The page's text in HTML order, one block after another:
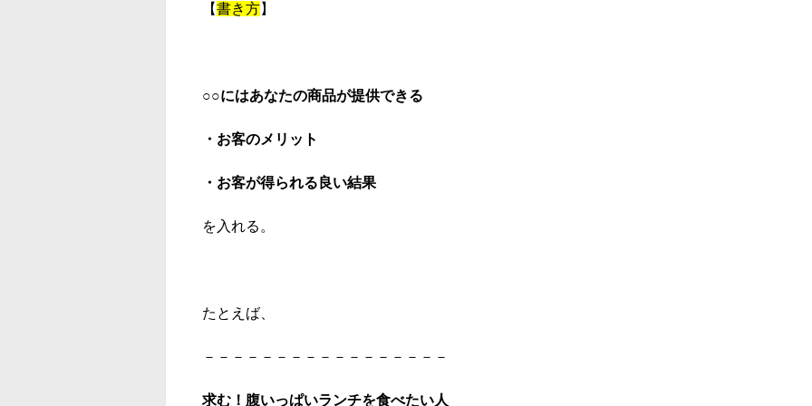
【書き方】
○○にはあなたの商品が提供できる
・お客のメリット
・お客が得られる良い結果
を入れる。
たとえば、
－－－－－－－－－－－－－－－－－
求む！腹いっぱいランチを食べたい人